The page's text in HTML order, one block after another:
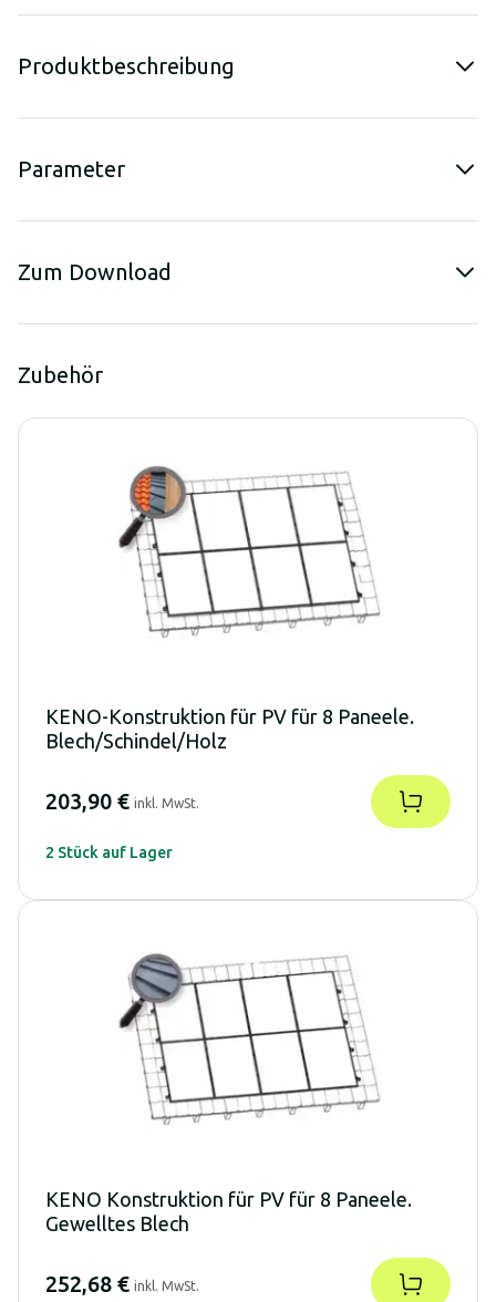
Produktbeschreibung
Parameter
Zum Download
Zubehör
KENO-Konstruktion für PV für 8 Paneele.
Blech/Schindel/Holz
203,90 € inkl. MwSt.
2 Stück auf Lager
KENO Konstruktion für PV für 8 Paneele.
Gewelltes Blech
252,68 € inkl. MwSt.